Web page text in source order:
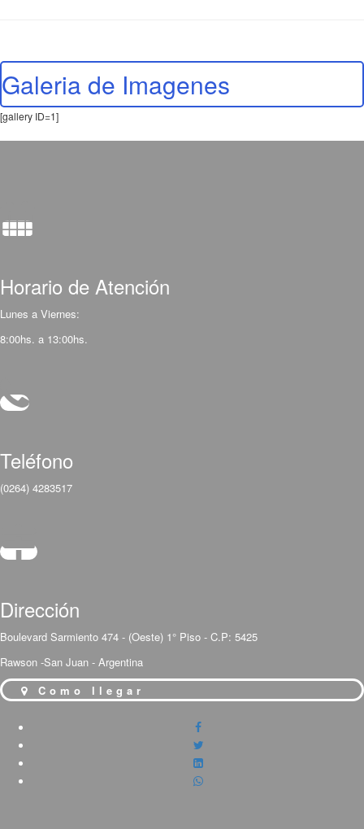
Galeria de Imagenes
[gallery ID=1]
Horario de Atención
Lunes a Viernes:
8:00hs. a 13:00hs.
Teléfono
(0264) 4283517
Dirección
Boulevard Sarmiento 474 - (Oeste) 1° Piso - C.P: 5425
Rawson -San Juan - Argentina
Como llegar